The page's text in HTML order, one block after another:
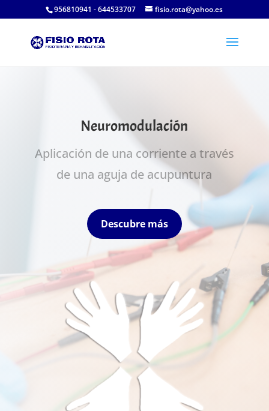
956810941 -644533707 fisio.rota@yahoo.es
Neuromodulación
Aplicación de una corriente a través
de una aguja de acupuntura
Descubre más